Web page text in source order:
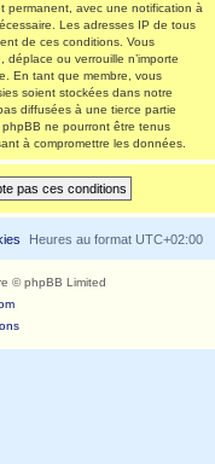
permanent, avec une notification à
Les adresses IP de tous
de ces conditions. Vous
ou verrouille n’importe
En tant que membre, vous
soient stockées dans notre
diffusées à une tierce partie
ne pourront être tenus
à compromettre les données.
Heures au format UTC+02:00
© phpBB Limited